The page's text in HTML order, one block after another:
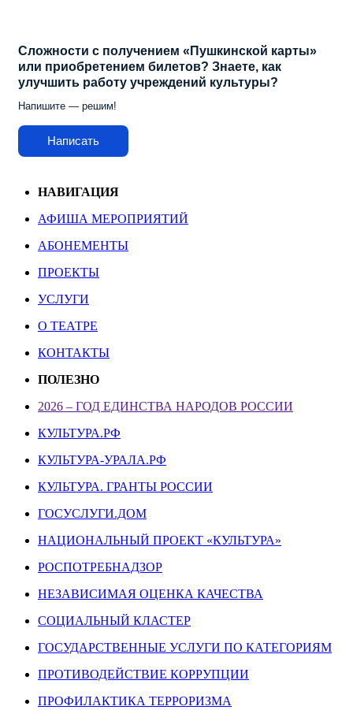
Сложности с получением «Пушкинской карты»
или приобретением билетов? Знаете, как
улучшить работу учреждений культуры?
Напишите — решим!
Написать
НАВИГАЦИЯ
АФИША МЕРОПРИЯТИЙ
АБОНЕМЕНТЫ
ПРОЕКТЫ
УСЛУГИ
О ТЕАТРЕ
КОНТАКТЫ
ПОЛЕЗНО
2026 – ГОД ЕДИНСТВА НАРОДОВ РОССИИ
КУЛЬТУРА.РФ
КУЛЬТУРА-УРАЛА.РФ
КУЛЬТУРА. ГРАНТЫ РОССИИ
ГОСУСЛУГИ.ДОМ
НАЦИОНАЛЬНЫЙ ПРОЕКТ «КУЛЬТУРА»
РОСПОТРЕБНАДЗОР
НЕЗАВИСИМАЯ ОЦЕНКА КАЧЕСТВА
СОЦИАЛЬНЫЙ КЛАСТЕР
ГОСУДАРСТВЕННЫЕ УСЛУГИ ПО КАТЕГОРИЯМ
ПРОТИВОДЕЙСТВИЕ КОРРУПЦИИ
ПРОФИЛАКТИКА ТЕРРОРИЗМА